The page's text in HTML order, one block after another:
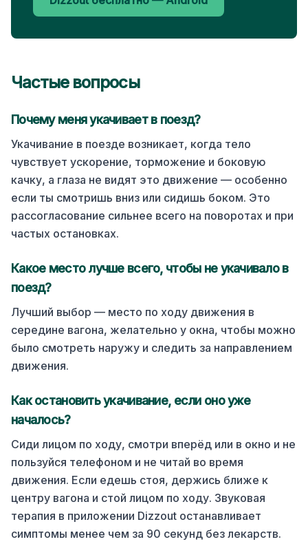
Частые вопросы
Почему меня укачивает в поезд?
Укачивание в поезде возникает, когда тело
чувствует ускорение, торможение и боковую
качку, а глаза не видят это движение — особенно
если ты смотришь вниз или сидишь боком. Это
рассогласование сильнее всего на поворотах и при
частых остановках.
Какое место лучше всего, чтобы не укачивало в
поезд?
Лучший выбор — место по ходу движения в
середине вагона, желательно у окна, чтобы можно
было смотреть наружу и следить за направлением
движения.
Как остановить укачивание, если оно уже
началось?
Сиди лицом по ходу, смотри вперёд или в окно и не
пользуйся телефоном и не читай во время
движения. Если едешь стоя, держись ближе к
центру вагона и стой лицом по ходу. Звуковая
терапия в приложении Dizzout останавливает
симптомы менее чем за 90 секунд без лекарств.